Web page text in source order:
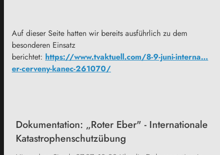
Auf dieser Seite hatten wir bereits ausführlich zu dem
besonderen Einsatz
berichtet: https://www.tvaktuell.com/8-9-juni-interna…
er-cerveny-kanec-261070/
Dokumentation: „Roter Eber" - Internationale
Katastrophenschutzübung